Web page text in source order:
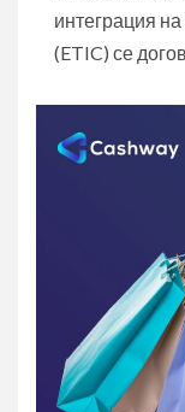
интеграция
(ETIC) се